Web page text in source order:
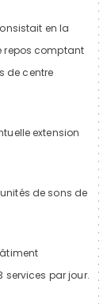
en la
repos comptant
de centre
extension
de sons de
services par jour.